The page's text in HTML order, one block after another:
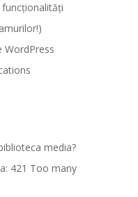
WordPress
media?
421 Too many